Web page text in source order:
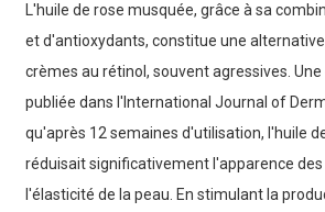
L'huile de rose musquée, grâce à sa
et d'antioxydants, constitue une
crèmes au rétinol, souvent agressives.
publiée dans l'International Journal of
qu'après 12 semaines d'utilisation, l'huile
réduisait significativement l'apparence
l'élasticité de la peau. En stimulant la